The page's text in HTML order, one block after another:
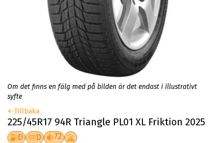
Om det finns en fälg med på bilden är det endast i illustrativt
syfte
Tillbaka
225/45R17 94R Triangle PL01 XL Friktion 2025
D D 72